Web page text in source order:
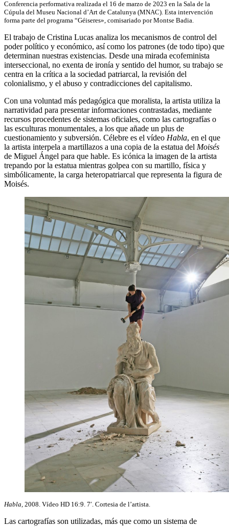
Conferencia performativa realizada el 16 de marzo de 2023 en la Sala de la
Cúpula del Museu Nacional d’Art de Catalunya (MNAC). Esta intervención
forma parte del programa “Géiseres», comisariado por Montse Badia.
El trabajo de Cristina Lucas analiza los mecanismos de control del
poder político y económico, así como los patrones (de todo tipo) que
determinan nuestras existencias. Desde una mirada ecofeminista
interseccional, no exenta de ironía y sentido del humor, su trabajo se
centra en la crítica a la sociedad patriarcal, la revisión del
colonialismo, y el abuso y contradicciones del capitalismo.
Con una voluntad más pedagógica que moralista, la artista utiliza la
narratividad para presentar informaciones contrastadas, mediante
recursos procedentes de sistemas oficiales, como las cartografías o
las esculturas monumentales, a los que añade un plus de
cuestionamiento y subversión. Célebre es el vídeo Habla, en el que
la artista interpela a martillazos a una copia de la estatua del Moisés
de Miguel Ángel para que hable. Es icónica la imagen de la artista
trepando por la estatua mientras golpea con su martillo, física y
simbólicamente, la carga heteropatriarcal que representa la figura de
Moisés.
Habla, 2008. Vídeo HD 16:9. 7′. Cortesia de l’artista.
Las cartografías son utilizadas, más que como un sistema de